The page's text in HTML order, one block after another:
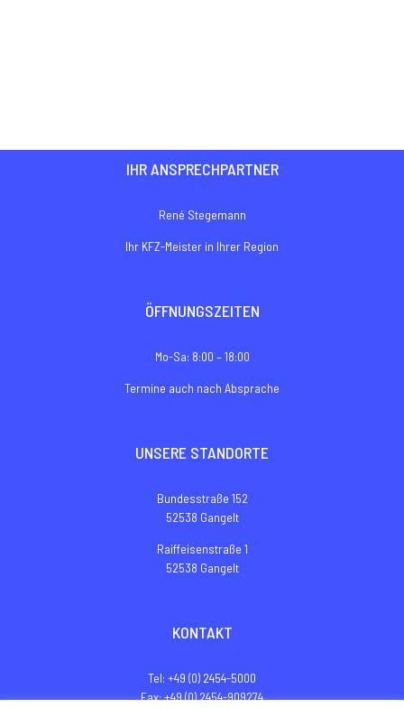
IHR ANSPRECHPARTNER
René Stegemann
Ihr KFZ-Meister in Ihrer Region
ÖFFNUNGSZEITEN
Mo-Sa: 8:00 – 18:00
Termine auch nach Absprache
UNSERE STANDORTE
Bundesstraße 152
52538 Gangelt
Raiffeisenstraße 1
52538 Gangelt
KONTAKT
Tel: +49 (0) 2454-5000
Fax: +49 (0) 2454-909274